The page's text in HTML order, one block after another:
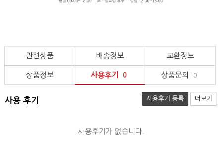
관련상품 배송정보 교환정보
상품정보 사용후기 0 상품문의 0
사용 후기 사용후기 등록 더보기
사용후기가 없습니다.